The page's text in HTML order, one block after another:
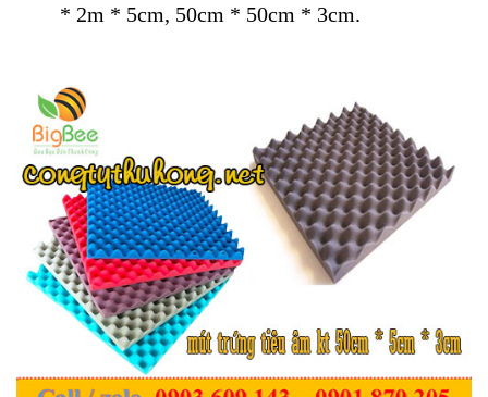
* 2m * 5cm, 50cm * 50cm * 3cm.